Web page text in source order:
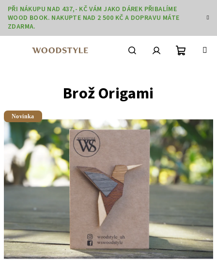
Přejít
obsah
PŘI NÁKUPU NAD 437,- KČ VÁM JAKO DÁREK PŘIBALÍME
WOOD BOOK. NAKUPTE NAD 2 500 KČ A DOPRAVU MÁTE
ZDARMA.
Brož Origami
Novinka